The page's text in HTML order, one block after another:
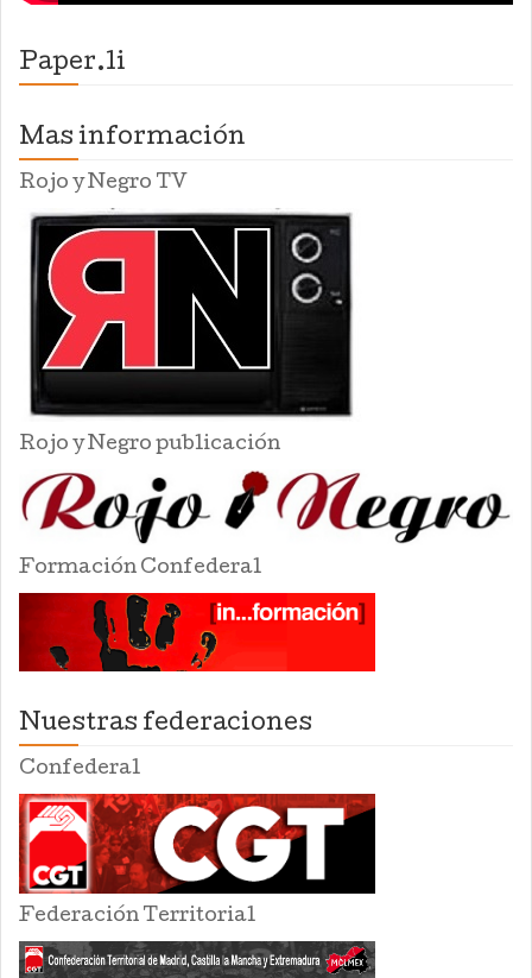
Paper.li
Mas información
Rojo y Negro TV
Rojo y Negro publicación
Formación Confederal
Nuestras federaciones
Confederal
Federación Territorial